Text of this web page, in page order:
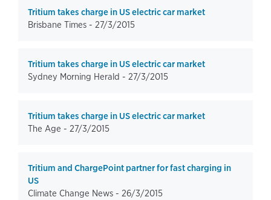
Tritium takes charge in US electric car market
Brisbane Times - 27/3/2015
Tritium takes charge in US electric car market
Sydney Morning Herald - 27/3/2015
Tritium takes charge in US electric car market
The Age - 27/3/2015
Tritium and ChargePoint partner for fast charging in
US
Climate Change News - 26/3/2015